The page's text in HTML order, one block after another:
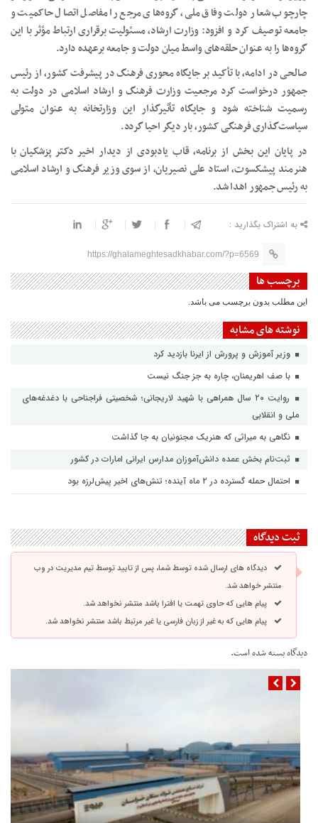
چارچوب شعار دولت وفاق ملی، گروه‌های مرجع را مفاصل اتصال حاکمیت و
جامعه توصیف کرد و افزود: وزارت ارشاد، مسئولیت برقراری ارتباط مؤثر با این
گروه‌ها را به عنوان حلقه‌های واسط میان دولت و جامعه برعهده دارد.
صالحی در ادامه، با تأکید بر جایگاه محوری فرهنگ در پیشرفت کشور، از رئیس
جمهور درخواست کرد مرجعیت وزارت فرهنگ و ارشاد اسلامی در دولت به
رسمیت شناخته شود و جایگاه تأثیرگذار این وزارتخانه به عنوان متولی
سیاست‌گذاری فرهنگی کشور، بار دیگر احیا گردد.
در پایان این بخش از برنامه، قاب یادبودی از دیدار اخیر دکتر پزشکیان با
هنرمند پیشکسوت، استاد علی نصیریان، از سوی وزیر فرهنگ و ارشاد اسلامی
به رئیس جمهور اهدا شد.
به اشتراک بگذارید :
https://ghalameghtesadkhabar.com/?p=6569
برچسب ها
این مطلب بدون برچسب می باشد.
نوشته های مشابه
وزیر آموزش و پرورش از ایرنا بازدید کرد
با صف اهریمنان، چاره به جز جنگ نیست
روایت ۲۰ سال همراهی با شهید لاریجانی؛ شخصیتی فراجناحی با دغدغه‌های
ملی و انقلابی
نگاهی به میراثی که هنریک مجنونیان به جا گذاشت
ثبت‌نام بخش عمده دانش‌آموزان مدارس ایرانی امارات در کشور
احتمال حمله گسترده در ۲ ماه آینده؛ تنش‌های اخیر پیش‌لرزه بود
ثبت دیدگاه
دیدگاه های ارسال شده توسط شما، پس از تایید توسط تیم مدیریت در وب
منتشر خواهد شد.
پیام هایی که حاوی تهمت یا افترا باشد منتشر نخواهد شد.
پیام هایی که به غیر از زبان فارسی یا غیر مرتبط باشد منتشر نخواهد شد.
دیدگاه بسته شده است.